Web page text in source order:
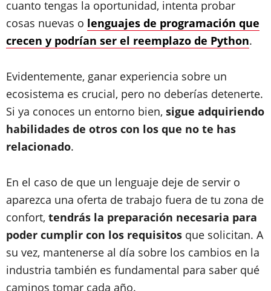
cuanto tengas la oportunidad, intenta probar
cosas nuevas o lenguajes de programación que
crecen y podrían ser el reemplazo de Python.
Evidentemente, ganar experiencia sobre un
ecosistema es crucial, pero no deberías detenerte.
Si ya conoces un entorno bien, sigue adquiriendo
habilidades de otros con los que no te has
relacionado.
En el caso de que un lenguaje deje de servir o
aparezca una oferta de trabajo fuera de tu zona de
confort, tendrás la preparación necesaria para
poder cumplir con los requisitos que solicitan. A
su vez, mantenerse al día sobre los cambios en la
industria también es fundamental para saber qué
caminos tomar cada año.